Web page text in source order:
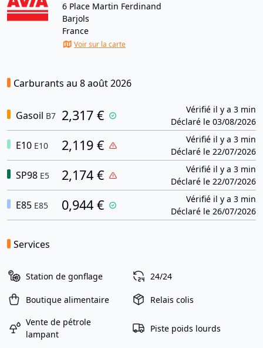
6 Place Martin Ferdinand
Barjols
France
Voir sur la carte
Carburants au 8 août 2026
Gasoil B7 2,317 €
Vérifié il y a 3 min
Déclaré le 03/08/2026
E10 E10 2,119 €
Vérifié il y a 3 min
Déclaré le 22/07/2026
SP98 E5 2,174 €
Vérifié il y a 3 min
Déclaré le 22/07/2026
E85 E85 0,944 €
Vérifié il y a 3 min
Déclaré le 26/07/2026
Services
Station de gonflage 24/24
Boutique alimentaire Relais colis
Vente de pétrole
lampant
Piste poids lourds